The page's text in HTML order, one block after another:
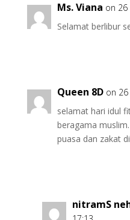
Ms. Viana on 26
Selamat berlibur
Queen 8D on
selamat hari idul
beragama
puasa dan zakat
nitramS